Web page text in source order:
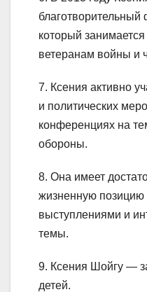
который
ветеранам войны и
7. Ксения активно
и политических
конференциях на
обороны.
8. Она имеет
жизненную позицию
выступлениями и
темы.
9. Ксения Шойгу —
детей.